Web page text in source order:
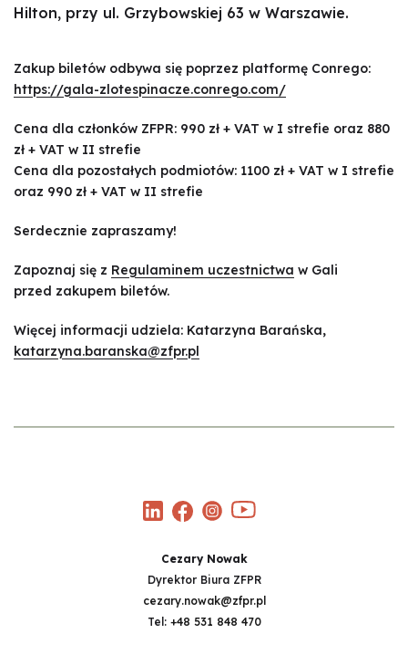
Hilton, przy ul. Grzybowskiej 63 w Warszawie.
Zakup biletów odbywa się poprzez platformę Conrego:
https://gala-zlotespinacze.conrego.com/
Cena dla członków ZFPR: 990 zł + VAT w I strefie oraz 880
zł + VAT w II strefie
Cena dla pozostałych podmiotów: 1100 zł + VAT w I strefie
oraz 990 zł + VAT w II strefie
Serdecznie zapraszamy!
Zapoznaj się z Regulaminem uczestnictwa w Gali
przed zakupem biletów.
Więcej informacji udziela: Katarzyna Barańska,
katarzyna.baranska@zfpr.pl
Cezary Nowak
Dyrektor Biura ZFPR
cezary.nowak@zfpr.pl
Tel: +48 531 848 470